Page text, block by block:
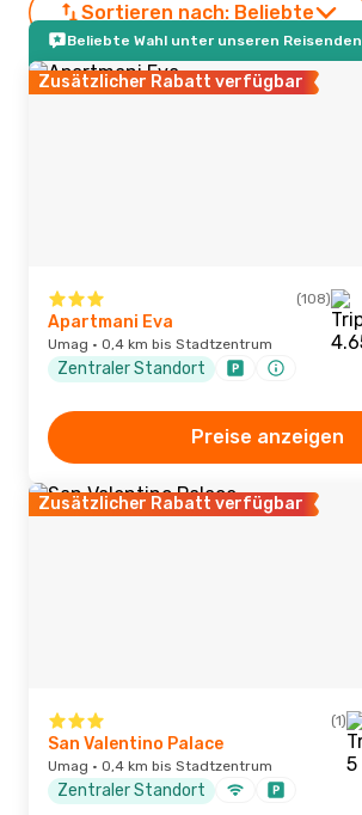
Sortieren nach: Beliebte
Beliebte Wahl unter unseren Reisenden
Zusätzlicher Rabatt verfügbar
(108)
Apartmani Eva
Umag · 0,4 km bis Stadtzentrum
Zentraler Standort
Preise anzeigen
Zusätzlicher Rabatt verfügbar
(1)
San Valentino Palace
Umag · 0,4 km bis Stadtzentrum
Zentraler Standort